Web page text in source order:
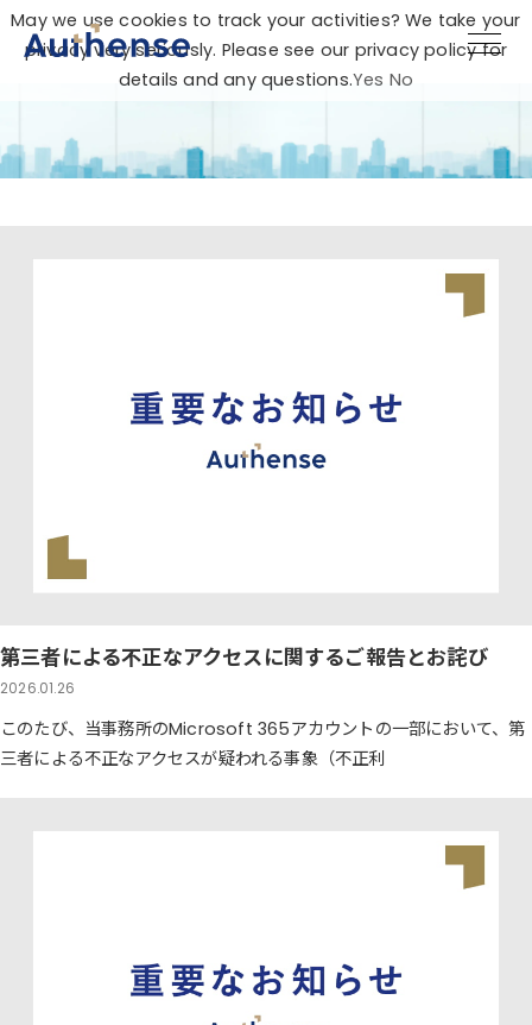
第三者による不正なアクセスに関するご報告とお詫び
2026.01.26
このたび、当事務所のMicrosoft 365アカウントの一部において、第
三者による不正なアクセスが疑われる事象（不正利
May we use cookies to track your activities? We take your
privacy very seriously. Please see our privacy policy for
details and any questions.Yes No